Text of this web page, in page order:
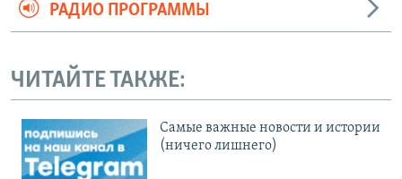
РАДИО ПРОГРАММЫ
ЧИТАЙТЕ ТАКЖЕ:
Cамые важные новости и истории
(ничего лишнего)